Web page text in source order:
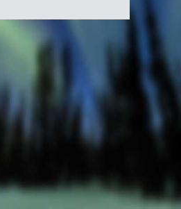
Canada